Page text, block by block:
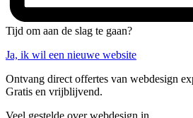
Tijd om aan de slag te gaan?
Ja, ik wil een nieuwe website
Ontvang direct offertes van webdesign
Gratis en vrijblijvend.